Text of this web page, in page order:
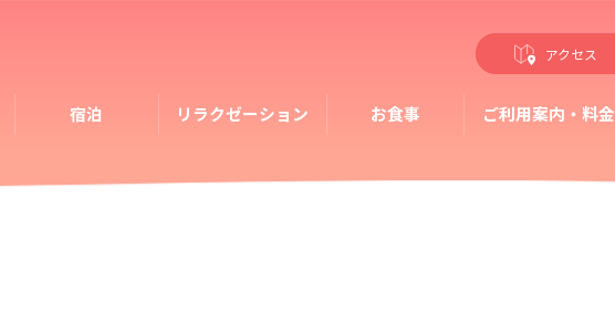
アクセス
宿泊 リラクゼーション お食事 ご利用案内・料金